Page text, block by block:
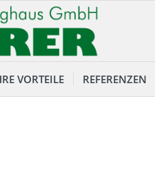
VORTEILE REFERENZEN